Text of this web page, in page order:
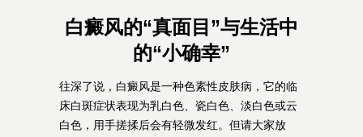
白癜风的“真面目”与生活中
的“小确幸”
往深了说，白癜风是一种色素性皮肤病，它的临
床白斑症状表现为乳白色、瓷白色、淡白色或云
白色，用手搓揉后会有轻微发红。但请大家放